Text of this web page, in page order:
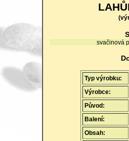
svačinová
Typ výrobku:
Výrobce:
Původ:
Balení:
Obsah: